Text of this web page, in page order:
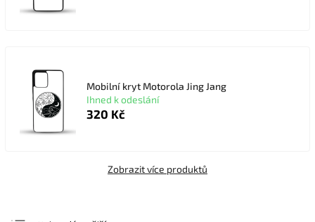
Mobilní kryt Motorola Jing Jang
Ihned k odeslání
320 Kč
Zobrazit více produktů